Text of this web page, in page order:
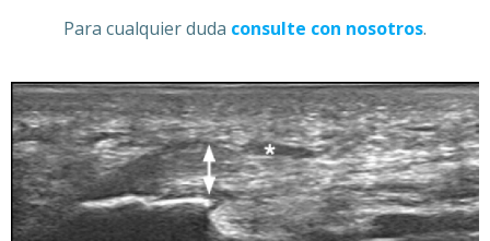
Para cualquier duda consulte con nosotros.